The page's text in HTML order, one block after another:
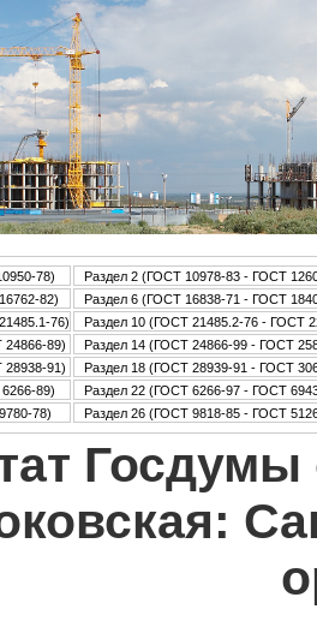
78)
Раздел 2 (ГОСТ 10978-83 - ГОСТ
82)
Раздел 6 (ГОСТ 16838-71 - ГОСТ
76)
Раздел 10 (ГОСТ 21485.2-76 - ГОСТ
89)
Раздел 14 (ГОСТ 24866-99 - ГОСТ
91)
Раздел 18 (ГОСТ 28939-91 - ГОСТ
89)
Раздел 22 (ГОСТ 6266-97 - ГОСТ
78)
Раздел 26 (ГОСТ 9818-85 - ГОСТ